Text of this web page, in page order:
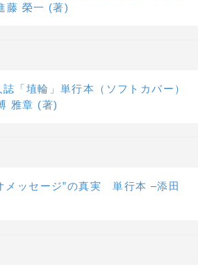
藤 榮一 (著)
「埴輪」単行本（ソフトカバー）
雅章 (著)
メッセージ”の真実 単行本 –添田